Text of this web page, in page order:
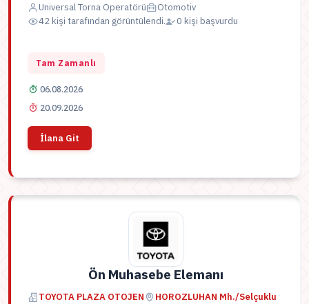
Universal Torna Operatörü
Otomotiv
42 kişi tarafından görüntülendi.
0 kişi başvurdu
Tam Zamanlı
06.08.2026
20.09.2026
İlana Git
Ön Muhasebe Elemanı
TOYOTA PLAZA OTOJEN
HOROZLUHAN Mh./Selçuklu